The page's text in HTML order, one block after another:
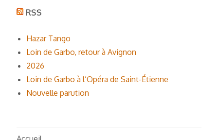
RSS
Hazar Tango
Loin de Garbo, retour à Avignon
2026
Loin de Garbo à l’Opéra de Saint-Étienne
Nouvelle parution